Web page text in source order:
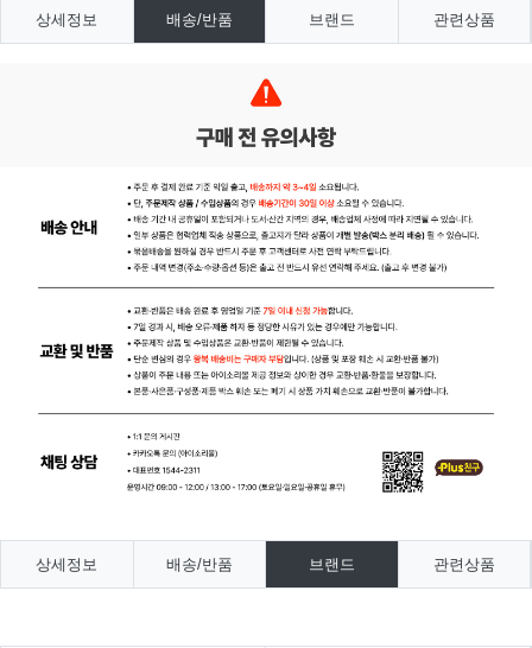
상세정보 배송/반품 브랜드 관련상품
상세정보 배송/반품 브랜드 관련상품